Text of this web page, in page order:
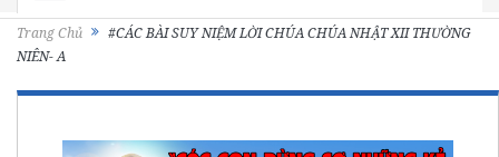
Trang Chủ
#CÁC BÀI SUY NIỆM LỜI CHÚA CHÚA NHẬT XII THƯỜNG
NIÊN- A